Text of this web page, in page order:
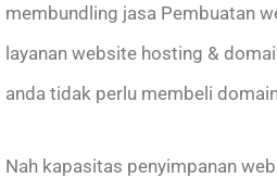
membundling jasa Pembuatan
layanan website hosting &
anda tidak perlu membeli
Nah kapasitas penyimpanan